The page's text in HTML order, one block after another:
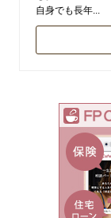
自身でも長年...